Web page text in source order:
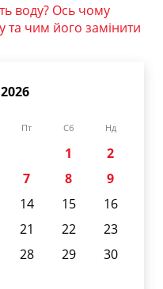
воду? Ось чому
та чим його замінити
Пт Сб Нд
1
2
7 8
9
14 15
16
21 22
23
28 29
30